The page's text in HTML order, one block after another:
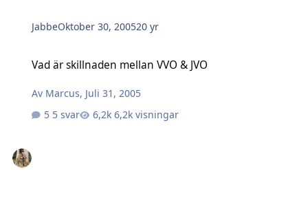
JabbeOktober 30, 200520 yr
Vad är skillnaden mellan VVO & JVO
Av Marcus, Juli 31, 2005
5 svar
6,2k visningar